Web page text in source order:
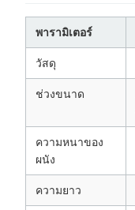
พารามิเตอร์
วัสดุ
ช่วงขนาด
ความหนาของ
ผนัง
ความยาว